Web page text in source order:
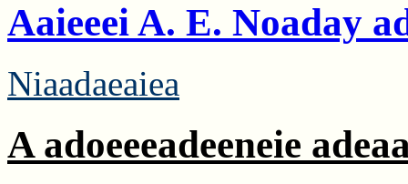
Aaieeei A. E. Noaday
Niaadaeaiea
A adoeeeadeeneie